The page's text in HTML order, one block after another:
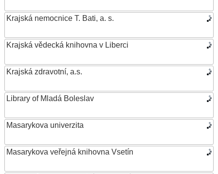
Krajská nemocnice T. Bati, a. s.
Krajská vědecká knihovna v Liberci
Krajská zdravotní, a.s.
Library of Mladá Boleslav
Masarykova univerzita
Masarykova veřejná knihovna Vsetín